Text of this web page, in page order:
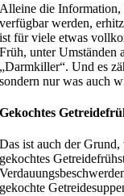
Alleine die Information,
verfügbar werden,
ist für viele etwas
Früh, unter Umständen
„Darmkiller“. Und es
sondern nur was auch
Gekochtes
Das ist auch der
gekochtes
gekochte